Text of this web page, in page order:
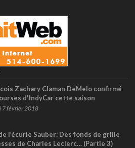
Zachary Claman DeMelo confirmé
d'IndyCar cette saison
7 février 2018
l’écurie Sauber: Des fonds de grille
de Charles Leclerc… (Partie 3)